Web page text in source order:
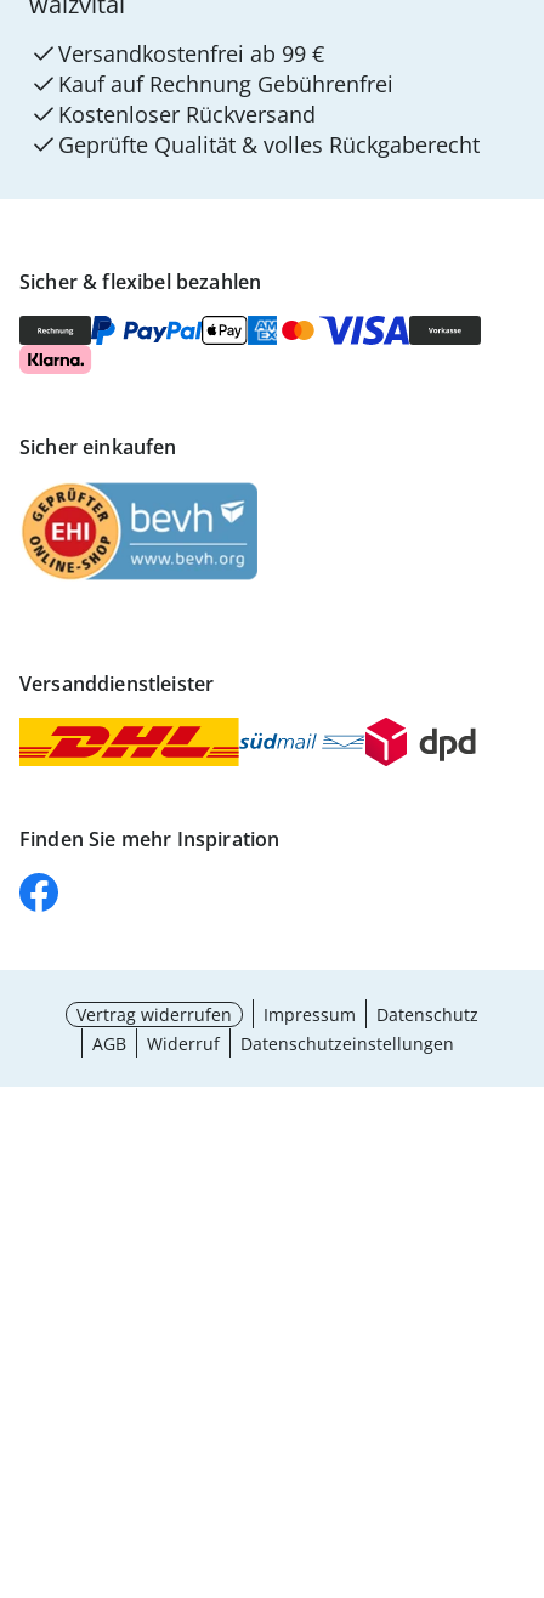
Sicher & flexibel bezahlen
Sicher einkaufen
Versanddienstleister
Finden Sie mehr Inspiration
Versandkostenfrei ab 99 €
Kauf auf Rechnung Gebührenfrei
Kostenloser Rückversand
Geprüfte Qualität & volles Rückgaberecht
Vertrag widerrufen Impressum
Datenschutz
AGB
Widerruf Datenschutzeinstellungen